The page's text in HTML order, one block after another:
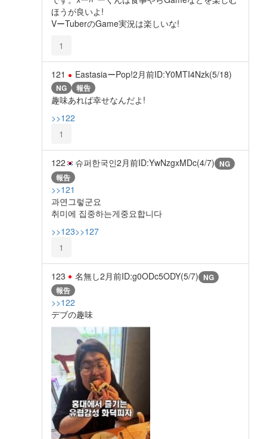
ほうが良いよ!
VーTuberのGame実況は楽しいな!
1
121 EastasiaーPop!2月前ID:Y0MTI4Nzk(5/18)
NG 報告
趣味あれば幸せなんだよ!
>>122
1
122 슈퍼한국인2月前ID:YwNzgxMDc(4/7) NG
報告
>>121
과연그렇군요
취미에 집중하는게중요합니다
>>123>>127
1
123 名無し2月前ID:g0ODc5ODY(5/7) NG
報告
>>122
デブの趣味